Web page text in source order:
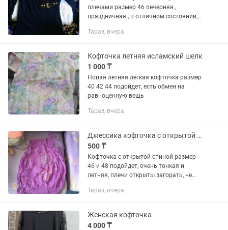
плечами размер 46 вечерняя ,
праздничная , в отличном состоянии,
Тараз, вчера
Кофточка летняя исламский шелк
1 000 ₸
Новая летняя легкая кофточка размер
40 42 44 подойдет, есть обмен на
равноценную вещь
Тараз, вчера
Джессика кофточка с открытой спиной и плечами
500 ₸
Кофточка с открытой спиной размер
46 и 48 подойдет, очень тонкая и
летняя, плечи открыты загорать, не
Тараз, вчера
Женская кофточка
4 000 ₸